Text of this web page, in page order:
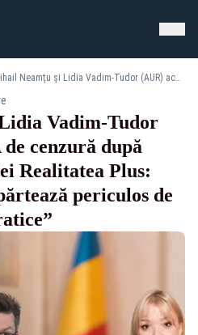
Mihail Neamțu și Lidia Vadim-Tudor (AUR) acuză CNA de cenzură după suspendarea emisiei Realitatea Plus: „România se îndepărtează periculos de principiile democratice”
Vadim-Tudor
cenzură după
Realitatea Plus:
periculos de